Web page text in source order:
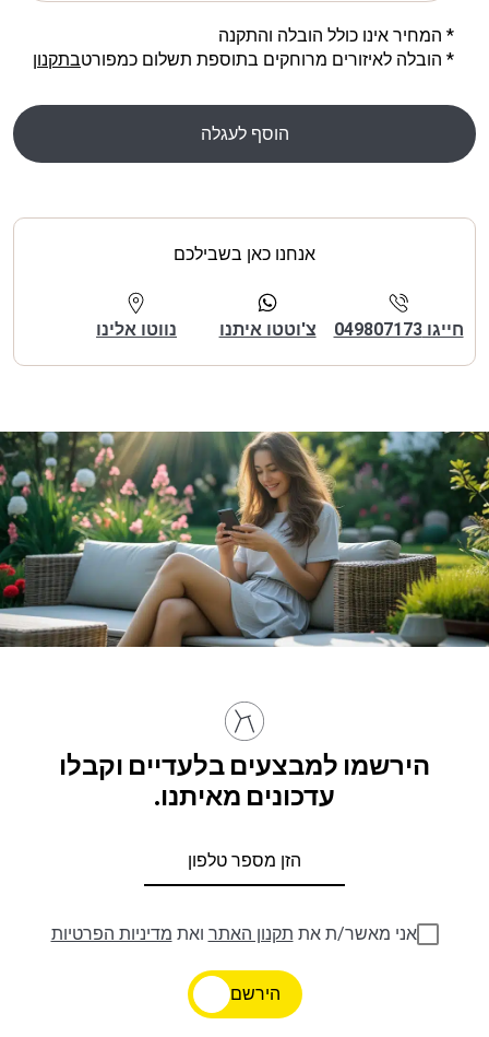
* המחיר אינו כולל הובלה והתקנה
* הובלה לאיזורים מרוחקים בתוספת תשלום כמפורטבתקנון
הוסף לעגלה
אנחנו כאן בשבילכם
חייגו 049807173 צ'וטטו איתנו נווטו אלינו
הירשמו למבצעים בלעדיים וקבלו
עדכונים מאיתנו.
אני מאשר/ת את תקנון האתר ואת מדיניות הפרטיות
הירשם